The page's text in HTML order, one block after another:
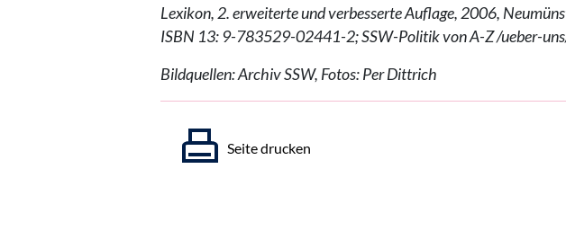
Lexikon, 2. erweiterte und verbesserte Auflage, 2006,
ISBN 13: 9-783529-02441-2; SSW-Politik von A-Z /ueber-
Bildquellen: Archiv SSW, Fotos: Per Dittrich
Seite drucken